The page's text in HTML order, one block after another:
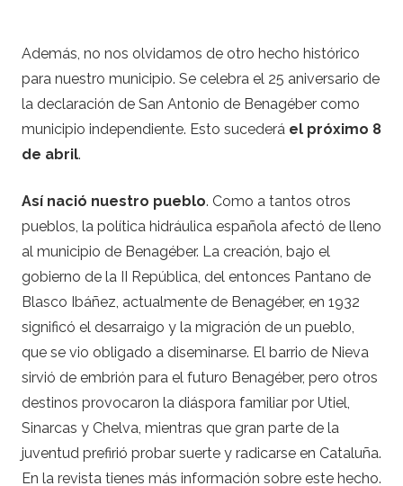
Además, no nos olvidamos de otro hecho histórico
para nuestro municipio. Se celebra el 25 aniversario de
la declaración de San Antonio de Benagéber como
municipio independiente. Esto sucederá el próximo 8
de abril.
Así nació nuestro pueblo. Como a tantos otros
pueblos, la política hidráulica española afectó de lleno
al municipio de Benagéber. La creación, bajo el
gobierno de la II República, del entonces Pantano de
Blasco Ibáñez, actualmente de Benagéber, en 1932
significó el desarraigo y la migración de un pueblo,
que se vio obligado a diseminarse. El barrio de Nieva
sirvió de embrión para el futuro Benagéber, pero otros
destinos provocaron la diáspora familiar por Utiel,
Sinarcas y Chelva, mientras que gran parte de la
juventud prefirió probar suerte y radicarse en Cataluña.
En la revista tienes más información sobre este hecho.